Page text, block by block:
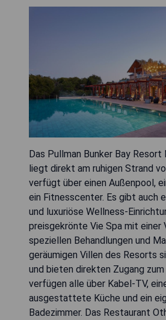
Das Pullman Bunker Bay
liegt direkt am ruhigen Strand
verfügt über einen Außenpool,
ein Fitnesscenter. Es gibt auch
und luxuriöse Wellness-
preisgekrönte Vie Spa mit einer
speziellen Behandlungen und
geräumigen Villen des Resorts
und bieten direkten Zugang zum
verfügen alle über Kabel-TV,
ausgestattete Küche und ein
Badezimmer. Das Restaurant